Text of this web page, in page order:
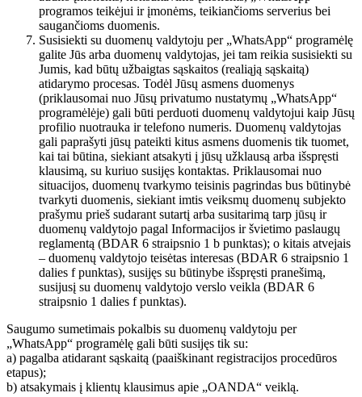
programos teikėjui ir įmonėms, teikiančioms serverius bei
saugančioms duomenis.
Susisiekti su duomenų valdytoju per „WhatsApp“ programėlę
galite Jūs arba duomenų valdytojas, jei tam reikia susisiekti su
Jumis, kad būtų užbaigtas sąskaitos (realiąją sąskaitą)
atidarymo procesas. Todėl Jūsų asmens duomenys
(priklausomai nuo Jūsų privatumo nustatymų „WhatsApp“
programėlėje) gali būti perduoti duomenų valdytojui kaip Jūsų
profilio nuotrauka ir telefono numeris. Duomenų valdytojas
gali paprašyti jūsų pateikti kitus asmens duomenis tik tuomet,
kai tai būtina, siekiant atsakyti į jūsų užklausą arba išspręsti
klausimą, su kuriuo susijęs kontaktas. Priklausomai nuo
situacijos, duomenų tvarkymo teisinis pagrindas bus būtinybė
tvarkyti duomenis, siekiant imtis veiksmų duomenų subjekto
prašymu prieš sudarant sutartį arba susitarimą tarp jūsų ir
duomenų valdytojo pagal Informacijos ir švietimo paslaugų
reglamentą (BDAR 6 straipsnio 1 b punktas); o kitais atvejais
– duomenų valdytojo teisėtas interesas (BDAR 6 straipsnio 1
dalies f punktas), susijęs su būtinybe išspręsti pranešimą,
susijusį su duomenų valdytojo verslo veikla (BDAR 6
straipsnio 1 dalies f punktas).
Saugumo sumetimais pokalbis su duomenų valdytoju per
„WhatsApp“ programėlę gali būti susijęs tik su:
a) pagalba atidarant sąskaitą (paaiškinant registracijos procedūros
etapus);
b) atsakymais į klientų klausimus apie „OANDA“ veiklą.